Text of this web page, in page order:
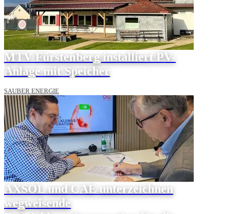
MTV Fürstenberg installiert PV-
Anlage mit Speicher
SAUBER ENERGIE
AXSOL und CAE unterzeichnen
wegweisende